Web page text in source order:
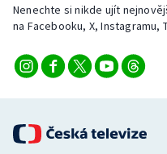
Nenechte si nikde ujít
na Facebooku, X, Instagramu,